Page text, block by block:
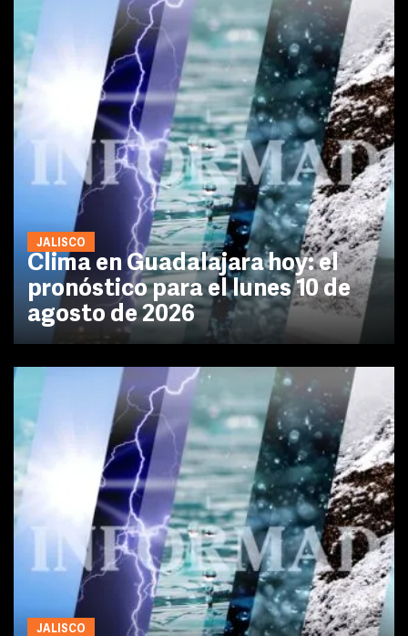
JALISCO
Clima en Guadalajara hoy: el
pronóstico para el lunes 10 de
agosto de 2026
JALISCO